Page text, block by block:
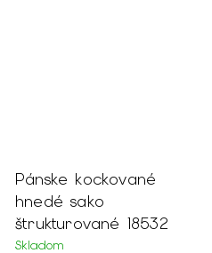
Pánske kockované
hnedé sako
štrukturované 18532
Skladom